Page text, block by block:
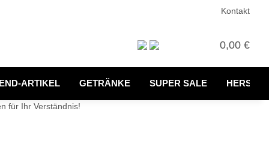
Kontakt
0,00 €
ARTIKEL GETRÄNKE SUPER SALE
für Ihr Verständnis!